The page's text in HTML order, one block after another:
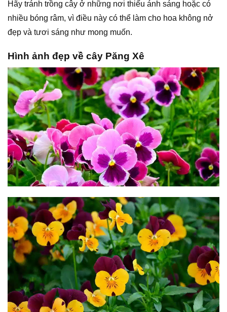
Hãy tránh trồng cây ở những nơi thiếu ánh sáng hoặc có
nhiều bóng râm, vì điều này có thể làm cho hoa không nở
đẹp và tươi sáng như mong muốn.
Hình ảnh đẹp về cây Păng Xê